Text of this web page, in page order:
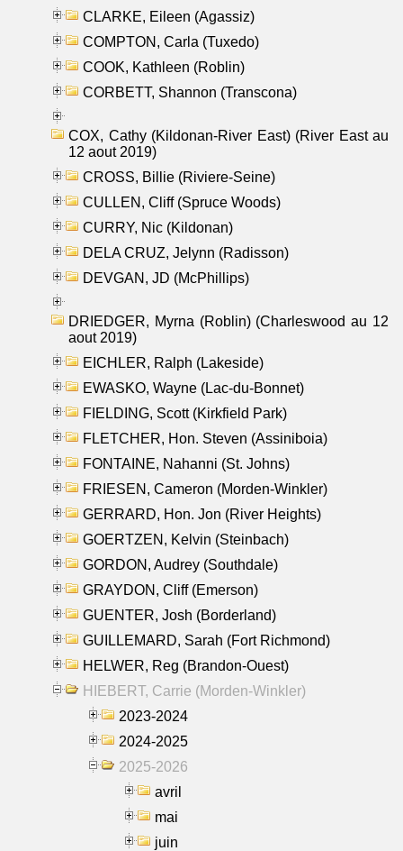
CLARKE, Eileen (Agassiz)
COMPTON, Carla (Tuxedo)
COOK, Kathleen (Roblin)
CORBETT, Shannon (Transcona)
COX, Cathy (Kildonan-River East) (River East au
12 aout 2019)
CROSS, Billie (Riviere-Seine)
CULLEN, Cliff (Spruce Woods)
CURRY, Nic (Kildonan)
DELA CRUZ, Jelynn (Radisson)
DEVGAN, JD (McPhillips)
DRIEDGER, Myrna (Roblin) (Charleswood au 12
aout 2019)
EICHLER, Ralph (Lakeside)
EWASKO, Wayne (Lac-du-Bonnet)
FIELDING, Scott (Kirkfield Park)
FLETCHER, Hon. Steven (Assiniboia)
FONTAINE, Nahanni (St. Johns)
FRIESEN, Cameron (Morden-Winkler)
GERRARD, Hon. Jon (River Heights)
GOERTZEN, Kelvin (Steinbach)
GORDON, Audrey (Southdale)
GRAYDON, Cliff (Emerson)
GUENTER, Josh (Borderland)
GUILLEMARD, Sarah (Fort Richmond)
HELWER, Reg (Brandon-Ouest)
HIEBERT, Carrie (Morden-Winkler)
2023-2024
2024-2025
2025-2026
avril
mai
juin